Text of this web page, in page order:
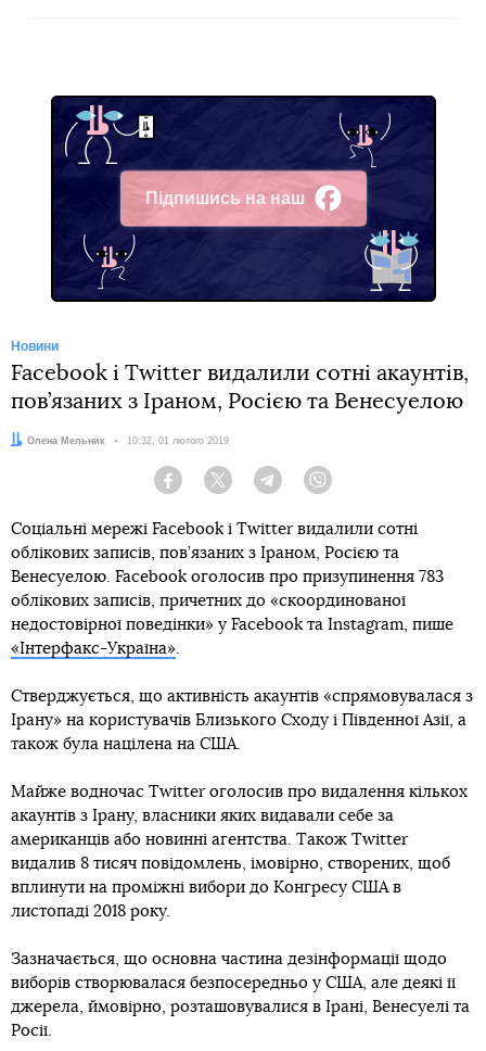
Підпишись на наш
Facebook
Новини
Facebook і Twitter видалили сотні акаунтів,
пов’язаних з Іраном, Росією та Венесуелою
Автор:
Олена Мельник Дата:
10:32, 01 лютого 2019
Facebook Twitter Telegram
Соціальні мережі Facebook і Twitter видалили сотні
облікових записів, пов’язаних з Іраном, Росією та
Венесуелою. Facebook оголосив про призупинення 783
облікових записів, причетних до «скоординованої
недостовірної поведінки» у Facebook та Instagram, пише
«Інтерфакс-Україна».
Стверджується, що активність акаунтів «спрямовувалася з
Ірану» на користувачів Близького Сходу і Південної Азії, а
також була націлена на США.
Майже водночас Twitter оголосив про видалення кількох
акаунтів з Ірану, власники яких видавали себе за
американців або новинні агентства. Також Twitter
видалив 8 тисяч повідомлень, імовірно, створених, щоб
вплинути на проміжні вибори до Конгресу США в
листопаді 2018 року.
Зазначається, що основна частина дезінформації щодо
виборів створювалася безпосередньо у США, але деякі її
джерела, ймовірно, розташовувалися в Ірані, Венесуелі та
Росії.